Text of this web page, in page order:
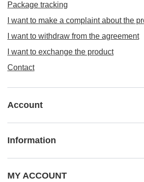
Package tracking
I want to make a complaint about the
I want to withdraw from the agreement
I want to exchange the product
Contact
Account
Information
MY ACCOUNT